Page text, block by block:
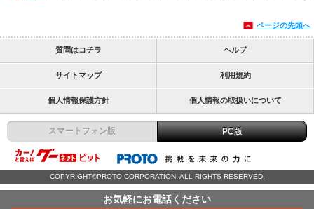
お気軽にお電話ください
ページの先頭へ
質問はコチラ ヘルプ
サイトマップ 利用規約
個人情報保護方針 個人情報の取扱いについて
スマートフォン版 PC版
COPYRIGHT©PROTO CORPORATION. ALL RIGHTS RESERVED.